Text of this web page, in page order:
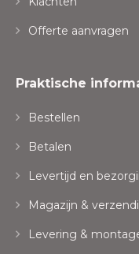
Offerte aanvragen
Praktische
Bestellen
Betalen
Levertijd en
Magazijn &
Levering &